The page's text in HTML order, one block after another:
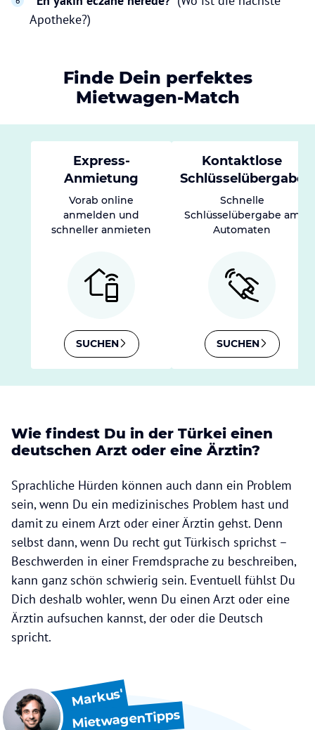
Apotheke?)
Finde Dein perfektes
Mietwagen-Match
Express-
Anmietung
Vorab online
anmelden und
schneller anmieten
SUCHEN
Kontaktlose
Schlüsselübergabe
Schnelle
Schlüsselübergabe am
Automaten
SUCHEN
Wie findest Du in der Türkei einen
deutschen Arzt oder eine Ärztin?
Sprachliche Hürden können auch dann ein Problem
sein, wenn Du ein medizinisches Problem hast und
damit zu einem Arzt oder einer Ärztin gehst. Denn
selbst dann, wenn Du recht gut Türkisch sprichst –
Beschwerden in einer Fremdsprache zu beschreiben,
kann ganz schön schwierig sein. Eventuell fühlst Du
Dich deshalb wohler, wenn Du einen Arzt oder eine
Ärztin aufsuchen kannst, der oder die Deutsch
spricht.
Markus'
MietwagenTipps